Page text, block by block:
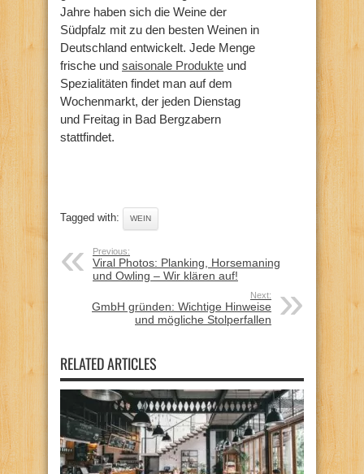
Jahre haben sich die Weine der
Südpfalz mit zu den besten Weinen in
Deutschland entwickelt. Jede Menge
frische und saisonale Produkte und
Spezialitäten findet man auf dem
Wochenmarkt, der jeden Dienstag
und Freitag in Bad Bergzabern
stattfindet.
Tagged with: WEIN
Previous:
Viral Photos: Planking, Horsemaning
und Owling – Wir klären auf!
Next:
GmbH gründen: Wichtige Hinweise
und mögliche Stolperfallen
RELATED ARTICLES